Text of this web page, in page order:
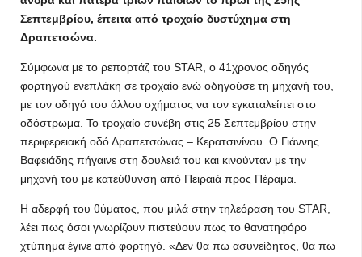
Σεπτεμβρίου, έπειτα από τροχαίο δυστύχημα στη
Δραπετσώνα.
Σύμφωνα με το ρεπορτάζ του STAR, ο 41χρονος οδηγός
φορτηγού ενεπλάκη σε τροχαίο ενώ οδηγούσε τη μηχανή του,
με τον οδηγό του άλλου οχήματος να τον εγκαταλείπει στο
οδόστρωμα. Το τροχαίο συνέβη στις 25 Σεπτεμβρίου στην
περιφερειακή οδό Δραπετσώνας – Κερατσινίνου. Ο Γιάννης
Βαφειάδης πήγαινε στη δουλειά του και κινούνταν με την
μηχανή του με κατεύθυνση από Πειραιά προς Πέραμα.
Η αδερφή του θύματος, που μιλά στην τηλεόραση του STAR,
λέει πως όσοι γνωρίζουν πιστεύουν πως το θανατηφόρο
χτύπημα έγινε από φορτηγό. «Δεν θα πω ασυνείδητος, θα πω